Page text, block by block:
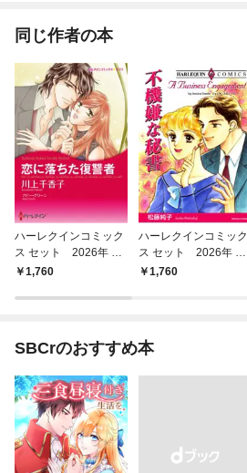
同じ作者の本
ハーレクインコミック
ス セット 2026年 vo
l.927
1,760
ハーレクインコミック
ス セット 2026年 vo
l.917
1,760
SBCrのおすすめ本